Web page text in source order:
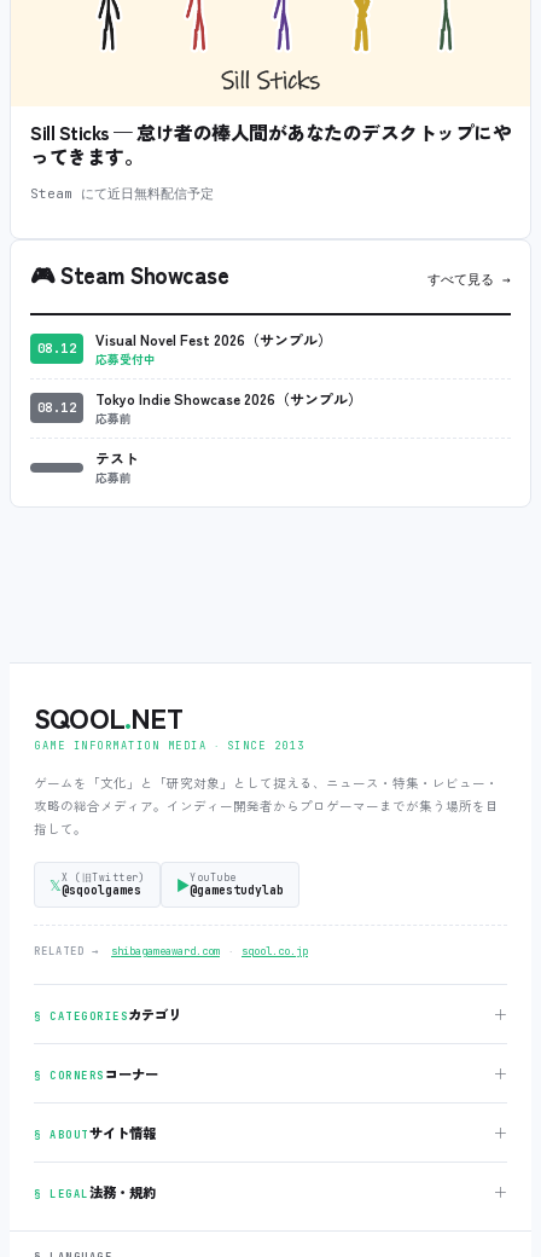
Sill Sticks — 怠け者の棒人間があなたのデスクトップにや
ってきます。
Steam にて近日無料配信予定
🎮Steam Showcase すべて見る →
08.12 Visual Novel Fest 2026（サンプル）
応募受付中
08.12 Tokyo Indie Showcase 2026（サンプル）
応募前
テスト
応募前
SQOOL.NET
GAME INFORMATION MEDIA ‧ SINCE 2013
ゲームを「文化」と「研究対象」として捉える、ニュース・特集・レビュー・
攻略の総合メディア。インディー開発者からプロゲーマーまでが集う場所を目
指して。
𝕏X (旧Twitter)
@sqoolgames ▶YouTube
@gamestudylab
RELATED → shibagameaward.com ‧ sqool.co.jp
§ CATEGORIESカテゴリ ＋
§ CORNERS コーナー ＋
§ ABOUTサイト情報 ＋
§ LEGAL法務・規約 ＋